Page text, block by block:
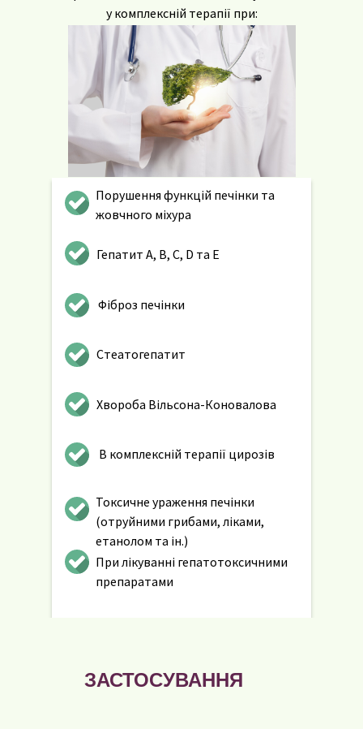
у комплексній терапії при:
Порушення функцій печінки та
жовчного міхура
Гепатит А, B, C, D та Е
Фіброз печінки
Стеатогепатит
Хвороба Вільсона-Коновалова
В комплексній терапії цирозів
Токсичне ураження печінки
(отруйними грибами, ліками,
етанолом та ін.)
При лікуванні гепатотоксичними
препаратами
ЗАСТОСУВАННЯ